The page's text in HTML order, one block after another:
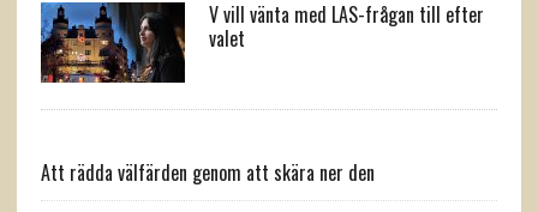
V vill vänta med LAS-frågan till efter
valet
Att rädda välfärden genom att skära ner den